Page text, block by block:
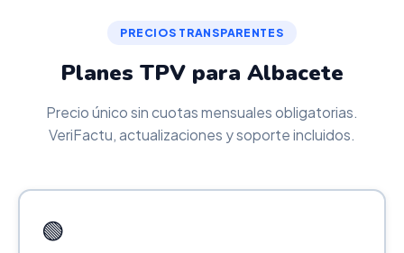
PRECIOS TRANSPARENTES
Planes TPV para Albacete
Precio único sin cuotas mensuales obligatorias.
VeriFactu, actualizaciones y soporte incluidos.
🟢